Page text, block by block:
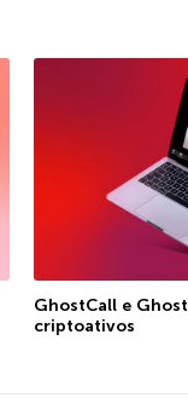
GhostCall e
criptoativos